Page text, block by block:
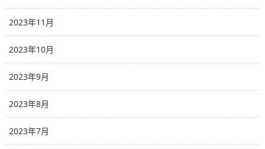
2023年11月
2023年10月
2023年9月
2023年8月
2023年7月